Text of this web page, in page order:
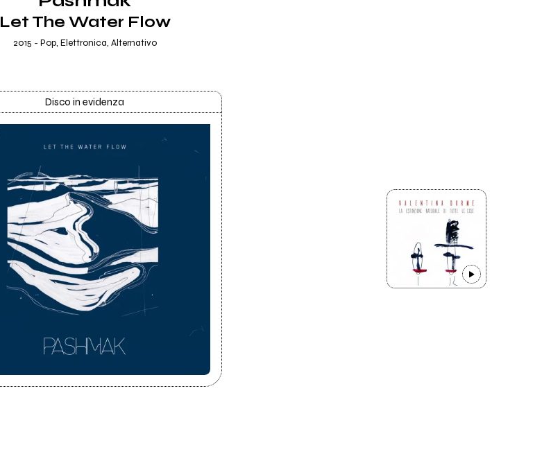
Let The Water Flow
2015 - Pop, Elettronica, Alternativo
Disco in evidenza